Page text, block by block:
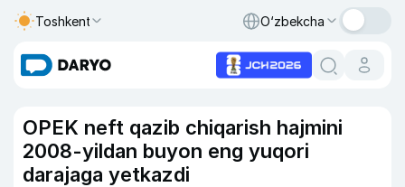
Toshkent O‘zbekcha
OPEK neft qazib chiqarish hajmini
2008-yildan buyon eng yuqori
darajaga yetkazdi